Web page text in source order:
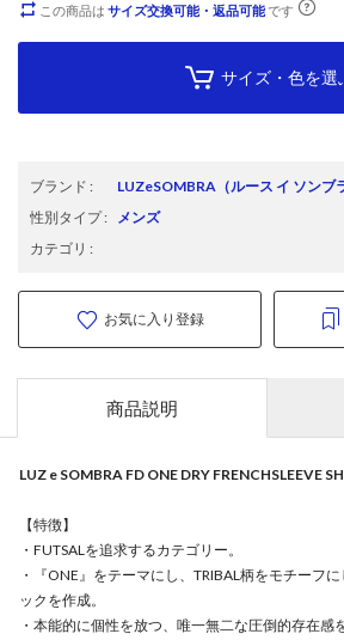
この商品は サイズ交換可能・返品可能です
サイズ・色を選
ブランド : LUZeSOMBRA （ルース イ ソンブ
性別タイプ: メンズ
カテゴリ :
お気に入り登録
商品説明
LUZ e SOMBRA FD ONE DRY FRENCHSLEEVE
【特徴】
・FUTSALを追求するカテゴリー。
・『ONE』をテーマにし、TRIBAL柄をモチーフ
ックを作成。
・本能的に個性を放つ、唯一無二な圧倒的存在感